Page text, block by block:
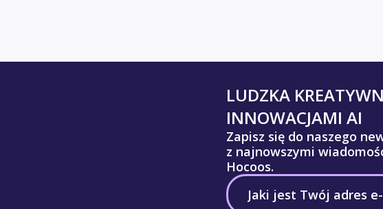
LUDZKA
INNOWACJAMI AI
Zapisz się do naszego
z najnowszymi
Hocoos.